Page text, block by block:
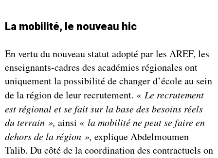
La mobilité, le nouveau hic
En vertu du nouveau statut adopté par les AREF, les
enseignants-cadres des académies régionales ont
uniquement la possibilité de changer d’école au sein
de la région de leur recrutement. « Le recrutement
est régional et se fait sur la base des besoins réels
du terrain », ainsi « la mobilité ne peut se faire en
dehors de la région », explique Abdelmoumen
Talib. Du côté de la coordination des contractuels on